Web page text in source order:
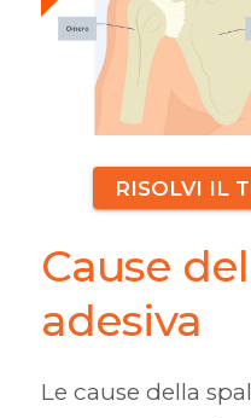
RISOLVI IL
Cause
adesiva
Le cause della